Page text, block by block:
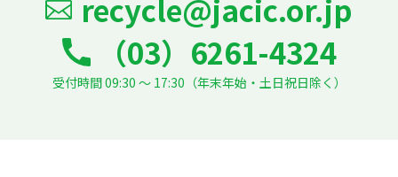
recycle@jacic.or.jp
（03）6261-4324
受付時間 09:30 ～ 17:30（年末年始・土日祝日除く）